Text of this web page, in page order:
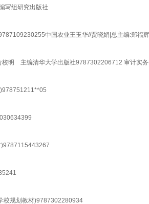
写组研究出版社
中国农业王玉华//贾晓娟|总主编:郑福辉
校明 主编清华大学出版社9787302206712 审计实
)9787115443267
校规划教材)9787302280934